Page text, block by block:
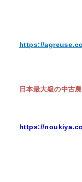
https://
日本最大級の中古
https://